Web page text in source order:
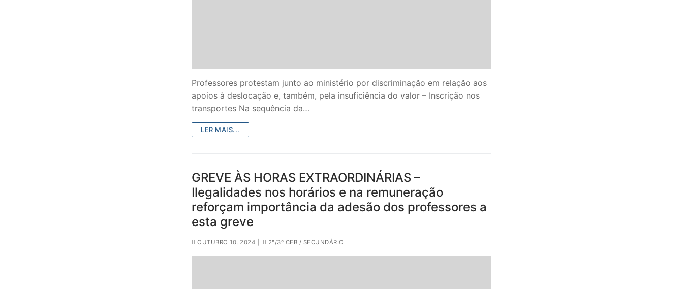
Professores protestam junto ao ministério por discriminação em relação aos
apoios à deslocação e, também, pela insuficiência do valor – Inscrição nos
transportes Na sequência da…
LER MAIS...
GREVE ÀS HORAS EXTRAORDINÁRIAS –
Ilegalidades nos horários e na remuneração
reforçam importância da adesão dos professores a
esta greve
OUTUBRO 10, 2024 2º/3º CEB / SECUNDÁRIO